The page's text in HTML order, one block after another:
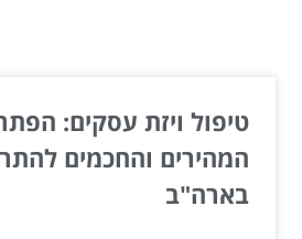
טיפול ויזת עסקים:
המהירים והחכמים
בארה"ב